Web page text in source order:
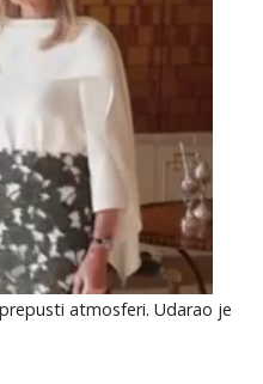
atmosferi. Udarao je